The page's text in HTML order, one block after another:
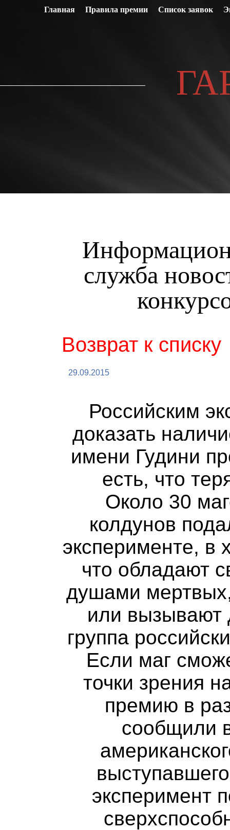
Главная Правила премии Список заявок
служба
Возврат к списку
29.09.2015
Российским
доказать
имени Гудини
есть, что
Около 30
колдунов
эксперименте, в
что обладают
душами
или вызывают
группа
Если маг
точки зрения
премию в
сообщили
эксперимент